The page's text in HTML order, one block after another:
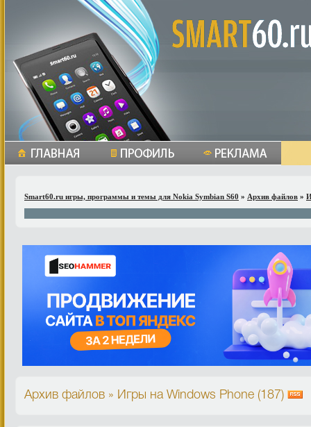
Smart60.ru игры, программы и темы для Nokia Symbian S60 » Архив файлов »
Архив файлов » Игры на Windows Phone (187)